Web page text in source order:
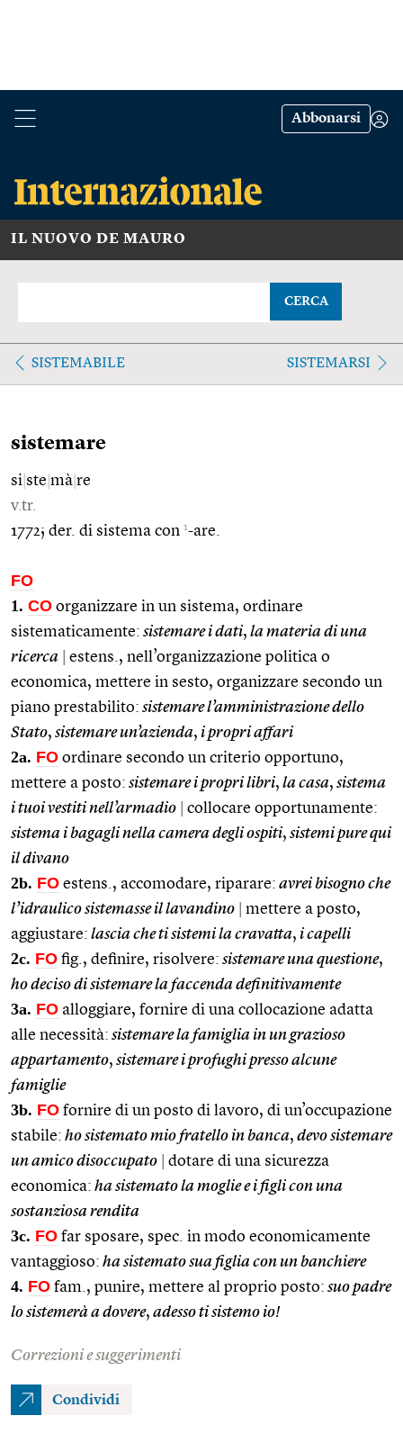
Abbonarsi
IL NUOVO DE MAURO
CERCA
SISTEMABILE SISTEMARSI
sistemare
si ste mà re
v.tr.
1772; der. di sistema con 1-are.
FO
1. CO organizzare in un sistema, ordinare
sistematicamente: sistemare i dati, la materia di una
ricerca
estens., nell’organizzazione politica o
economica, mettere in sesto, organizzare secondo un
piano prestabilito: sistemare l’amministrazione dello
Stato, sistemare un’azienda, i propri affari
2a. FO ordinare secondo un criterio opportuno,
mettere a posto: sistemare i propri libri, la casa, sistema
i tuoi vestiti nell’armadio
collocare opportunamente:
sistema i bagagli nella camera degli ospiti, sistemi pure qui
il divano
2b. FO estens., accomodare, riparare: avrei bisogno che
l’idraulico sistemasse il lavandino
mettere a posto,
aggiustare: lascia che ti sistemi la cravatta, i capelli
2c. FO fig., definire, risolvere: sistemare una questione,
ho deciso di sistemare la faccenda definitivamente
3a. FO alloggiare, fornire di una collocazione adatta
alle necessità: sistemare la famiglia in un grazioso
appartamento, sistemare i profughi presso alcune
famiglie
3b. FO fornire di un posto di lavoro, di un’occupazione
stabile: ho sistemato mio fratello in banca, devo sistemare
un amico disoccupato
dotare di una sicurezza
economica: ha sistemato la moglie e i figli con una
sostanziosa rendita
3c. FO far sposare, spec. in modo economicamente
vantaggioso: ha sistemato sua figlia con un banchiere
4. FO fam., punire, mettere al proprio posto: suo padre
lo sistemerà a dovere, adesso ti sistemo io!
Correzioni e suggerimenti
Condividi